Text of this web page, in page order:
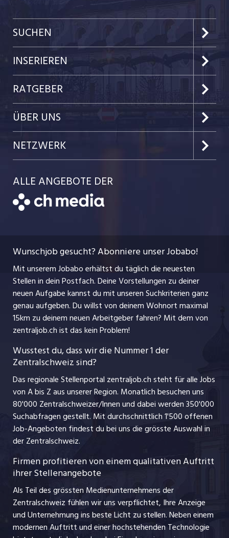
SUCHEN
Kanton Luzern
Kanton Zug
Kanton Nidwalden
Kanton Obwalden
Kanton Schwyz
Festanstellungen
Freelance Jobs
Praktika
Lehrstellen
Ferienjobs
Führungspositionen
Jobline
INSERIEREN
Preise & Leistungen
Kundenlogin
Einzelinserat disponieren
Schnittstelle
Bewerber-Cockpit
RATGEBER
Job-News
Job-Tipps
Job-Storys
Job-Coach
Bewerbung
ÜBER UNS
Portrait
Jobs bei der CH Media
Nutzungsbedingungen
Impressum
NETZWERK
CH Media
jobbasel.ch
jobbern.ch
jobmittelland.ch
schaffu.ch (VS)
ajourjob.ch
ALLE ANGEBOTE DER
Wunschjob gesucht? Abonniere unser Jobabo!
Mit unserem Jobabo erhältst du täglich die neuesten
Stellen in dein Postfach. Deine Vorstellungen zu deiner
neuen Aufgabe kannst du mit unseren Suchkriterien ganz
genau aufgeben. Du willst von deinem Wohnort maximal
15km zu deinem neuen Arbeitgeber fahren? Mit demvon
zentraljob.ch ist das kein Problem!
Wusstest du, dass wir die Nummer 1 der
Zentralschweiz sind?
Das regionale Stellenportal zentraljob.ch steht für alle Jobs
von A bis Z aus unserer Region. Monatlich besuchen uns
80'000 Zentralschweizer/Innen und dabei werden 350'000
Suchabfragen gestellt. Mit durchschnittlich 1'500 offenen
Job-Angeboten findest du bei uns die grösste Auswahl in
der Zentralschweiz.
Firmen profitieren von einem qualitativen Auftritt
ihrer Stellenangebote
Als Teil des grössten Medienunternehmens der
Zentralschweiz fühlen wir uns verpflichtet, Ihre Anzeige
und Unternehmung ins beste Licht zu stellen. Neben einem
modernen Auftritt und einer hochstehenden Technologie